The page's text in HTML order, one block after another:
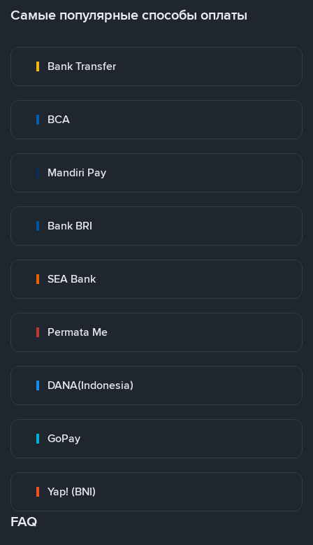
Самые популярные способы оплаты
Bank Transfer
BCA
Mandiri Pay
Bank BRI
SEA Bank
Permata Me
DANA(Indonesia)
GoPay
Yap! (BNI)
FAQ